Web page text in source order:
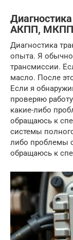
АКПП, МКПП,
Диагностика
опыта. Я
трансмиссии.
масло. После
Если я
проверяю
какие-либо
обращаюсь к
системы
либо проблемы
обращаюсь к